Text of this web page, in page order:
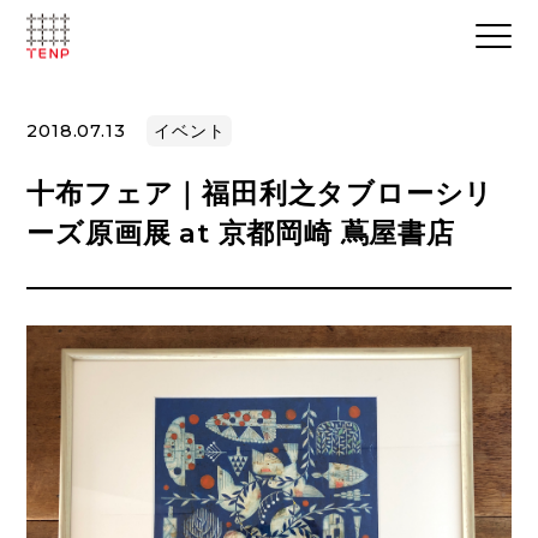
2018.07.13 イベント
十布フェア｜福田利之タブローシリ
ーズ原画展 at 京都岡崎 蔦屋書店